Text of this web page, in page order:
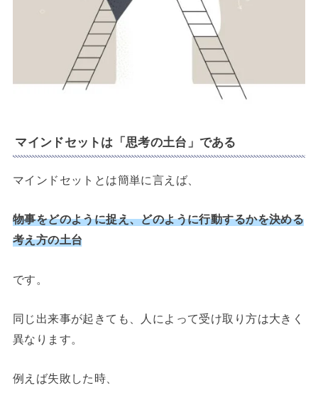
マインドセットは「思考の土台」である
マインドセットとは簡単に言えば、
物事をどのように捉え、どのように行動するかを決める
考え方の土台
です。
同じ出来事が起きても、人によって受け取り方は大きく
異なります。
例えば失敗した時、